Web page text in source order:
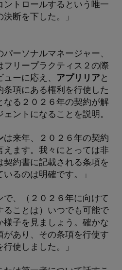
ントロールするという唯一
断を下した。」
パーソナルマネージャー、
フリープラクティス２の際
ーに応え、
アプリリアと
条項にある権利を行使した
なる２０２６年の契約が解
ントになることを説明。
は来年、２０２６年の契約
えます。我々にとっては非
契約書に記載される条項を
るのは明確です。」
で、（２０２６年に向けて
ることは）いつでも可能で
様子を見ましょう。確かな
があり、その条項を行使す
使しました。」